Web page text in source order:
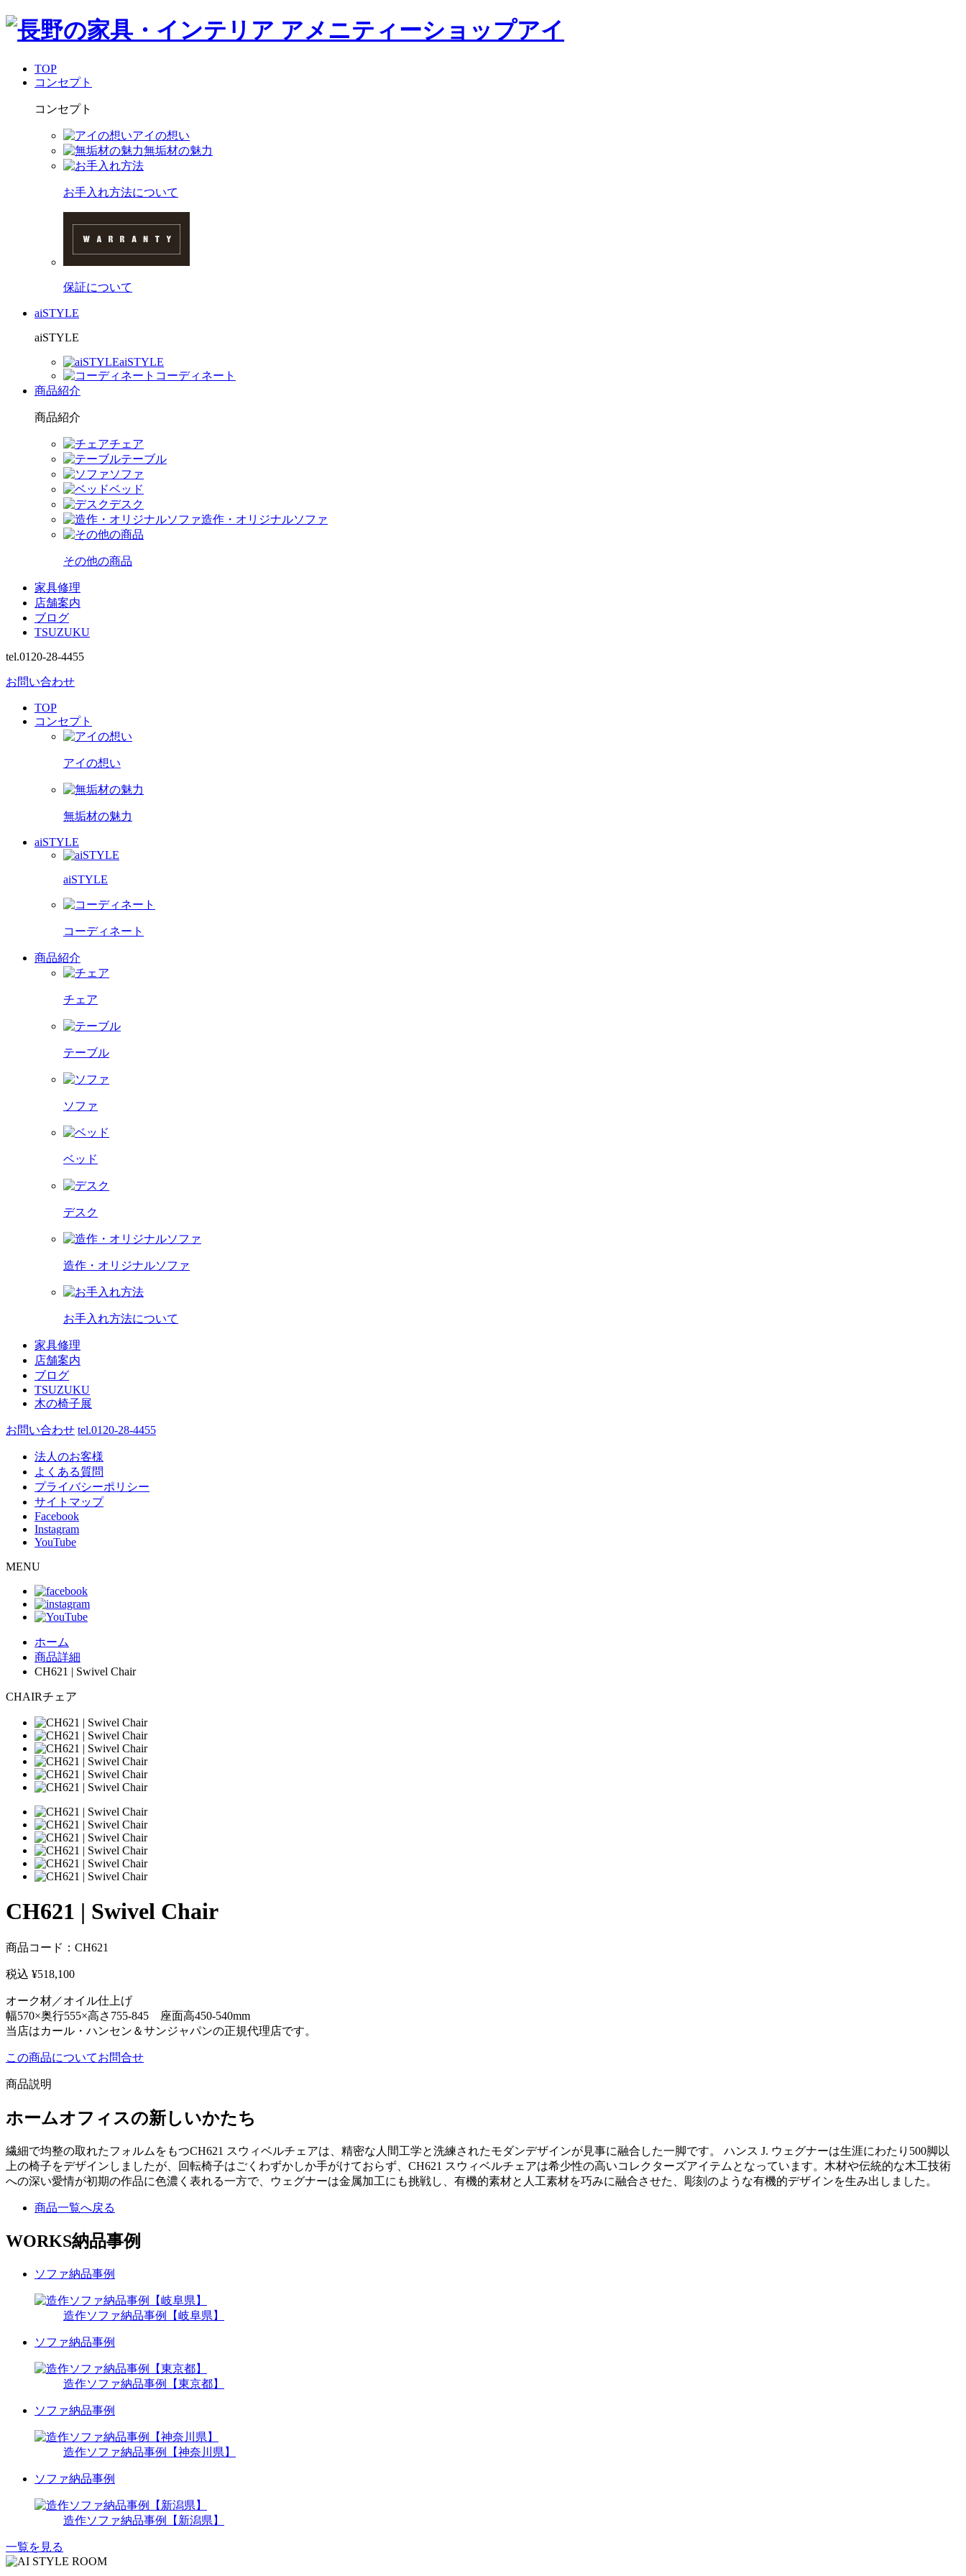
TOP
コンセプト
コンセプト
アイの想い
無垢材の魅力
お手入れ方法について
保証について
aiSTYLE
aiSTYLE
aiSTYLE
コーディネート
商品紹介
商品紹介
チェア
テーブル
ソファ
ベッド
デスク
造作・オリジナルソファ
その他の商品
家具修理
店舗案内
ブログ
TSUZUKU
tel.0120-28-4455
お問い合わせ
TOP
コンセプト
アイの想い
無垢材の魅力
aiSTYLE
aiSTYLE
コーディネート
商品紹介
チェア
テーブル
ソファ
ベッド
デスク
造作・オリジナルソファ
お手入れ方法について
家具修理
店舗案内
ブログ
TSUZUKU
木の椅子展
お問い合わせ tel.0120-28-4455
法人のお客様
よくある質問
プライバシーポリシー
サイトマップ
Facebook
Instagram
YouTube
MENU
ホーム
商品詳細
CH621 | Swivel Chair
CHAIRチェア
CH621 | Swivel Chair
商品コード：CH621
税込 ¥518,100
オーク材／オイル仕上げ
幅570×奥行555×高さ755-845 座面高450-540mm
当店はカール・ハンセン＆サンジャパンの正規代理店です。
この商品についてお問合せ
商品説明
ホームオフィスの新しいかたち
繊細で均整の取れたフォルムをもつCH621 スウィベルチェアは、精密な人間工学と洗練されたモダンデザインが見事に融合した一脚です。 ハンス J. ウェグナーは生涯にわたり500脚以
上の椅子をデザインしましたが、回転椅子はごくわずかしか手がけておらず、CH621 スウィベルチェアは希少性の高いコレクターズアイテムとなっています。木材や伝統的な木工技術
への深い愛情が初期の作品に色濃く表れる一方で、ウェグナーは金属加工にも挑戦し、有機的素材と人工素材を巧みに融合させた、彫刻のような有機的デザインを生み出しました。
商品一覧へ戻る
WORKS納品事例
ソファ納品事例
造作ソファ納品事例【岐阜県】
ソファ納品事例
造作ソファ納品事例【東京都】
ソファ納品事例
造作ソファ納品事例【神奈川県】
ソファ納品事例
造作ソファ納品事例【新潟県】
一覧を見る